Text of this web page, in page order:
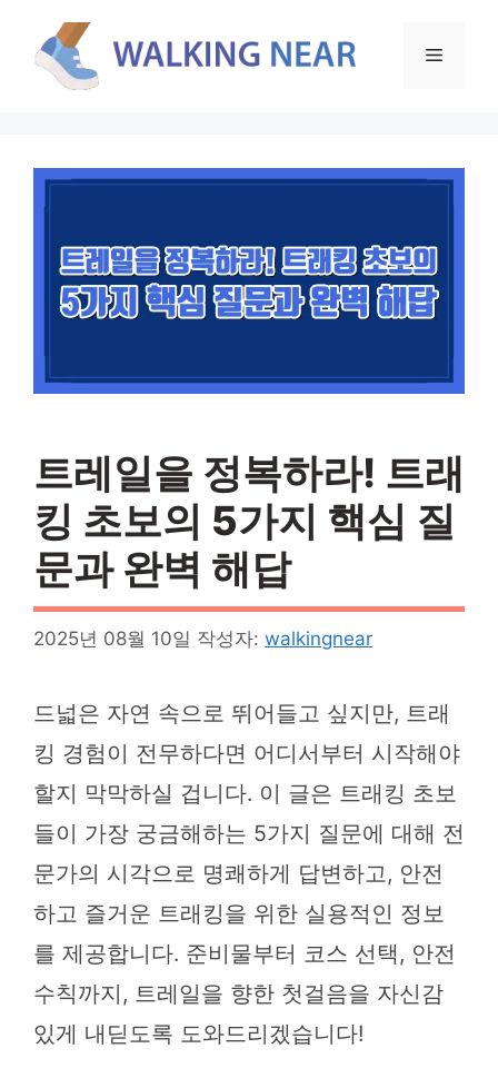
메
트레일을 정복하라! 트래
킹 초보의 5가지 핵심 질
문과 완벽 해답
2025년 08월 10일 작성자: walkingnear
드넓은 자연 속으로 뛰어들고 싶지만, 트래
킹 경험이 전무하다면 어디서부터 시작해야
할지 막막하실 겁니다. 이 글은 트래킹 초보
들이 가장 궁금해하는 5가지 질문에 대해 전
문가의 시각으로 명쾌하게 답변하고, 안전
하고 즐거운 트래킹을 위한 실용적인 정보
를 제공합니다. 준비물부터 코스 선택, 안전
수칙까지, 트레일을 향한 첫걸음을 자신감
있게 내딛도록 도와드리겠습니다!